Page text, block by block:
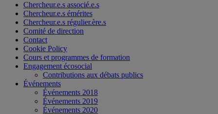
Chercheur.e.s associé.e.s
Chercheur.e.s émérites
Chercheur.e.s régulier.ère.s
Comité de direction
Contact
Cookie Policy
Cours et programmes de formation
Engagement écosocial
Contributions aux débats publics
Événements
Événements 2018
Événements 2019
Événements 2020